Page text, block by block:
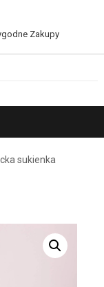
Zakupy
sukienka